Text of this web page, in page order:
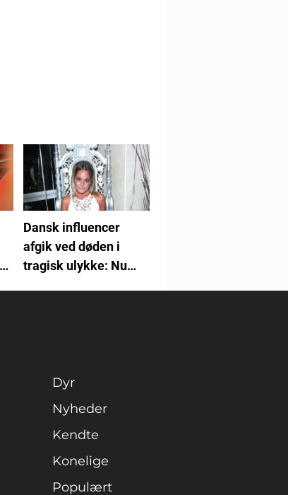
Dansk influencer
afgik ved døden i
tragisk ulykke: Nu
Dyr
Nyheder
Kendte
Konelige
Populært